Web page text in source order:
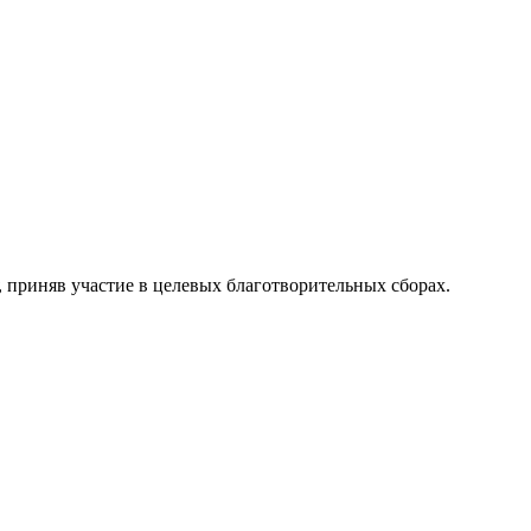
участие в целевых благотворительных сборах.